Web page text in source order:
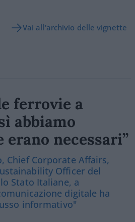
Vai all'archivio delle vignette
ferrovie a
abbiamo
erano necessari”
Chief Corporate Affairs,
Officer del
Stato Italiane, a
digitale ha
informativo"